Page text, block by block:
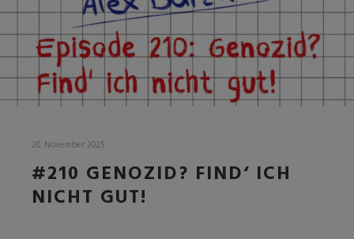
20. November 2025
#210 GENOZID? FIND‘ ICH
NICHT GUT!